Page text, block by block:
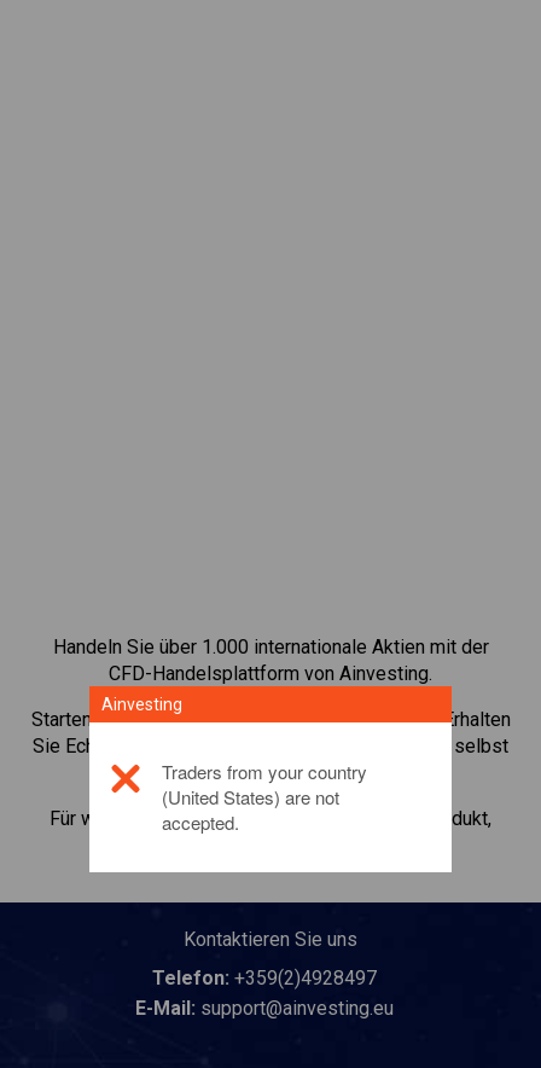
Handeln Sie über 1.000 internationale Aktien mit der
CFD-Handelsplattform von Ainvesting.
Starten Sie mit dem Handel von CFDs aufBaidu. Erhalten
Sie Echtzeit-Preise und Dividenden, als wenn Sie selbst
die Aktie halten.
Für weitere Informationen zu diesem Anlageprodukt,
Kontaktieren Sie uns
Telefon: +359(2)4928497
E-Mail: support@ainvesting.eu
Ainvesting
Traders from your country
(United States) are not
accepted.